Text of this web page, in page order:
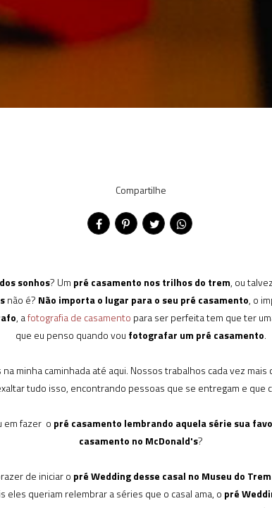
Compartilhe
sonhos? Um pré casamento nos trilhos do trem, ou
não é? Não importa o lugar para o seu pré casamento, o
, afotografia de casamento para ser perfeita tem que ter
que eu penso quando vou fotografar um pré casamento.
minha caminhada até aqui. Nossos trabalhos cada vez
tudo isso, encontrando pessoas que se entregam e que
em fazer o pré casamento lembrando aquela série sua
casamento no McDonald's?
de iniciar o pré Wedding desse casal no Museu do
eles queriam relembrar a séries que o casal ama, o pré